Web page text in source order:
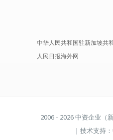
中华人民共和国驻新加坡共
人民日报海外网
2006 - 2026 中资企业（
| 技术支持